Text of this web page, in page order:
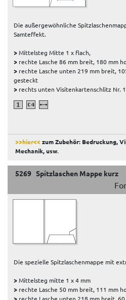
Die außergewöhnliche
Samteffekt.
>Mittelsteg Mitte 1 x flach,
> rechte Lasche 86 mm breit, 180 mm
> rechte Lasche unten 219 mm breit,
gesteckt
> rechts unten Visitenkartenschlitz Nr.
>>hier<<zum Zubehör: Bedruckung,
Mechanik, usw.
5269 Spitzlaschen Mappe kurz
Die spezielle Spitzlaschenmappe mit
>Mittelsteg mitte 1 x 4 mm
> rechte Lasche 50 mm breit, 111 mm
> rechte Lasche unten 218 mm breit,